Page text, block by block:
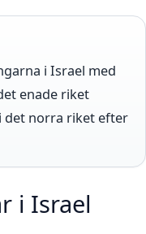
i Israel med
enade riket
det norra riket efter
i Israel